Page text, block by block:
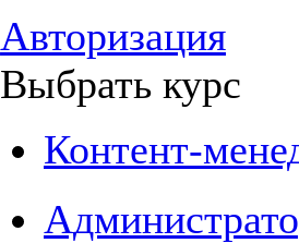
Авторизация
Выбрать курс
Контент-